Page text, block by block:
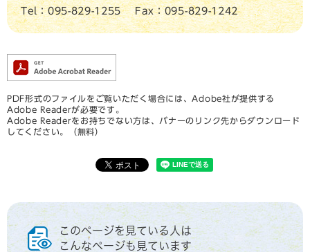
Tel：095-829-1255
Fax：095-829-1242
PDF形式のファイルをご覧いただく場合には、Adobe社が提供する
Adobe Readerが必要です。
Adobe Readerをお持ちでない方は、バナーのリンク先からダウンロード
してください。（無料）
このページを見ている人は
こんなページも見ています